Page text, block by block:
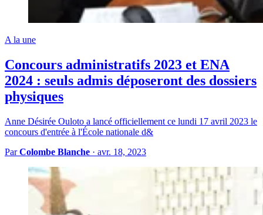
A la une
Concours administratifs 2023 et ENA
2024 : seuls admis déposeront des dossiers
physiques
Anne Désirée Ouloto a lancé officiellement ce lundi 17 avril 2023 le
concours d'entrée à l'École nationale d&
ParColombe Blanche · avr. 18, 2023